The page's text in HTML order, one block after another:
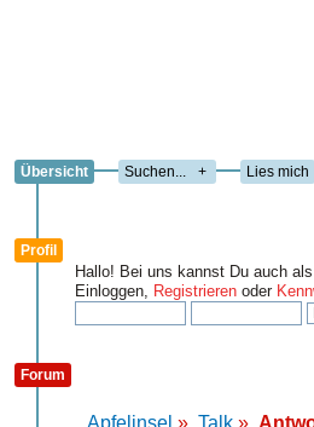
Übersicht + Lies mich
Profil
Hallo! Bei uns kannst Du auch
Einloggen, Registrieren oder
Forum
Apfelinsel » Talk »